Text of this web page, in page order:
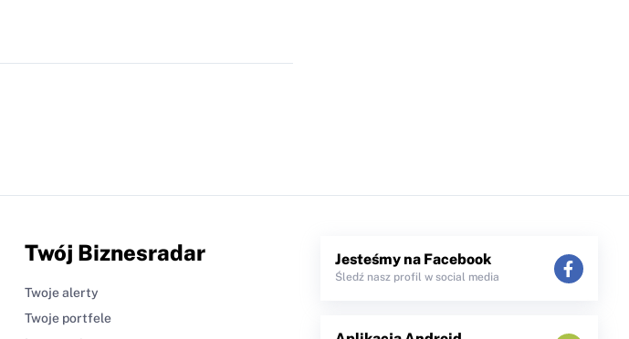
Twój Biznesradar
Twoje alerty
Twoje portfele
Jesteśmy na Facebook
Śledź nasz profil w social media